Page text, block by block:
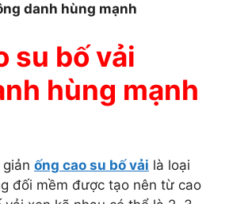
danh hùng mạnh
su bố vải
hùng mạnh
ống cao su bố vải là loại
đối mềm được tạo nên từ cao